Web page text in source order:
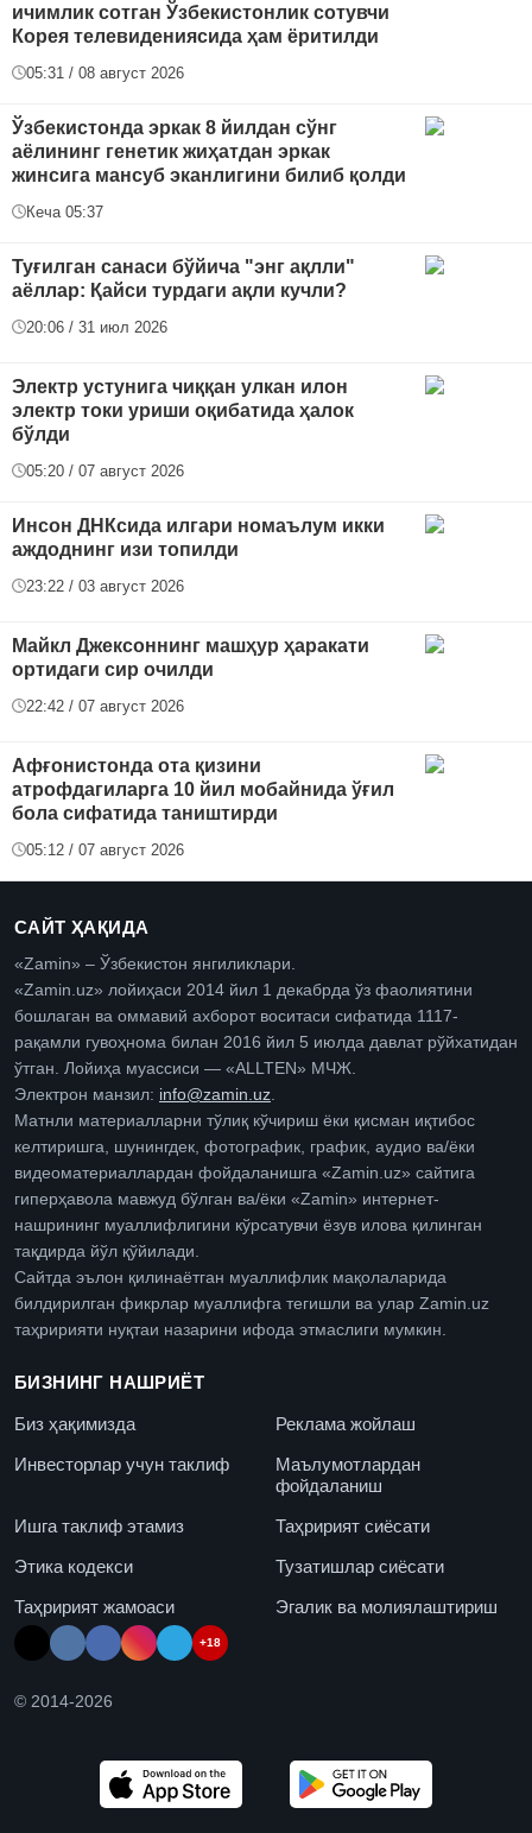
ичимлик сотган Ўзбекистонлик сотувчи
Корея телевидениясида ҳам ёритилди
05:31 / 08 август 2026
Ўзбекистонда эркак 8 йилдан сўнг
аёлининг генетик жиҳатдан эркак
жинсига мансуб эканлигини билиб қолди
Кеча 05:37
Туғилган санаси бўйича "энг ақлли"
аёллар: Қайси турдаги ақли кучли?
20:06 / 31 июл 2026
Электр устунига чиққан улкан илон
электр токи уриши оқибатида ҳалок
бўлди
05:20 / 07 август 2026
Инсон ДНКсида илгари номаълум икки
аждоднинг изи топилди
23:22 / 03 август 2026
Майкл Джексоннинг машҳур ҳаракати
ортидаги сир очилди
22:42 / 07 август 2026
Афғонистонда ота қизини
атрофдагиларга 10 йил мобайнида ўғил
бола сифатида таништирди
05:12 / 07 август 2026
САЙТ ҲАҚИДА
«Zamin» – Ўзбекистон янгиликлари.
«Zamin.uz» лойиҳаси 2014 йил 1 декабрда ўз фаолиятини
бошлаган ва оммавий ахборот воситаси сифатида 1117-
рақамли гувоҳнома билан 2016 йил 5 июлда давлат рўйхатидан
ўтган. Лойиҳа муассиси — «ALLTEN» МЧЖ.
Электрон манзил: info@zamin.uz
Матнли материалларни тўлиқ кўчириш ёки қисман иқтибос
келтиришга, шунингдек, фотографик, график, аудио ва/ёки
видеоматериаллардан фойдаланишга «Zamin.uz» сайтига
гиперҳавола мавжуд бўлган ва/ёки «Zamin» интернет-
нашрининг муаллифлигини кўрсатувчи ёзув илова қилинган
тақдирда йўл қўйилади.
Сайтда эълон қилинаётган муаллифлик мақолаларида
билдирилган фикрлар муаллифга тегишли ва улар Zamin.uz
таҳририяти нуқтаи назарини ифода этмаслиги мумкин.
БИЗНИНГ НАШРИЁТ
Биз ҳақимизда
Реклама жойлаш
Инвесторлар учун таклиф
Маълумотлардан
фойдаланиш
Ишга таклиф этамиз
Таҳририят сиёсати
Этика кодекси
Тузатишлар сиёсати
Таҳририят жамоаси
Эгалик ва молиялаштириш
+18
© 2014-2026